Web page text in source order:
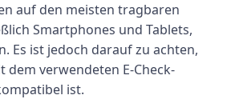
auf den meisten tragbaren
Smartphones und Tablets,
Es ist jedoch darauf zu achten,
dem verwendeten E-Check-
ist.